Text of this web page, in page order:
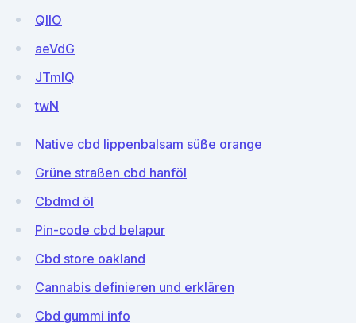
QIIO
aeVdG
JTmlQ
twN
Native cbd lippenbalsam süße orange
Grüne straßen cbd hanföl
Cbdmd öl
Pin-code cbd belapur
Cbd store oakland
Cannabis definieren und erklären
Cbd gummi info